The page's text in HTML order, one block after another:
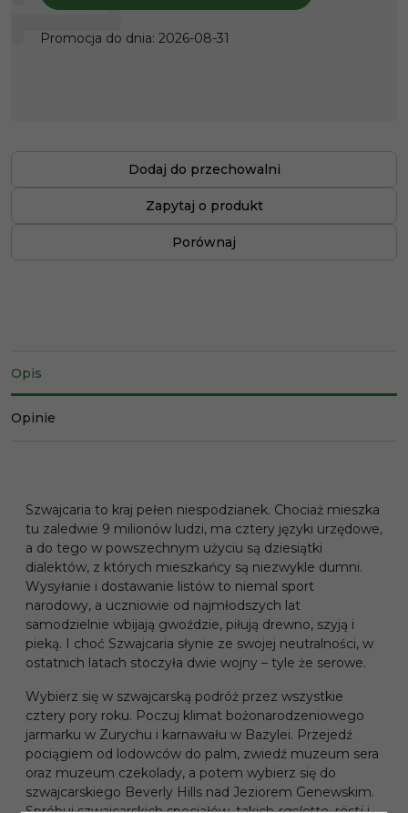
Promocja do dnia: 2026-08-31
Dodaj do przechowalni
Zapytaj o produkt
Porównaj
Opis
Opinie
Szwajcaria to kraj pełen niespodzianek. Chociaż mieszka
tu zaledwie 9 milionów ludzi, ma cztery języki urzędowe,
a do tego w powszechnym użyciu są dziesiątki
dialektów, z których mieszkańcy są niezwykle dumni.
Wysyłanie i dostawanie listów to niemal sport
narodowy, a uczniowie od najmłodszych lat
samodzielnie wbijają gwoździe, piłują drewno, szyją i
pieką. I choć Szwajcaria słynie ze swojej neutralności, w
ostatnich latach stoczyła dwie wojny – tyle że serowe.
Wybierz się w szwajcarską podróż przez wszystkie
cztery pory roku. Poczuj klimat bożonarodzeniowego
jarmarku w Zurychu i karnawału w Bazylei. Przejedź
pociągiem od lodowców do palm, zwiedź muzeum sera
oraz muzeum czekolady, a potem wybierz się do
szwajcarskiego Beverly Hills nad Jeziorem Genewskim.